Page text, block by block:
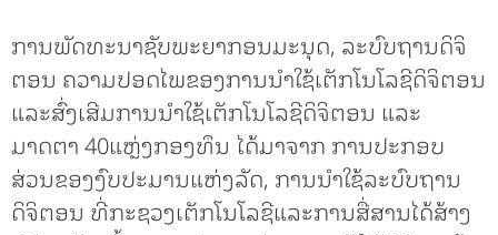
ການພັດທະນາຊັບພະຍາກອນມະນຸດ, ລະບົບຖານດິຈິ
ຕອນ ຄວາມປອດໄພຂອງການນຳໃຊ້ເຕັກໂນໂລຊີດິຈິຕອນ
ແລະສົ່ງເສີມການນຳໃຊ້ເຕັກໂນໂລຊີດິຈິຕອນ ແລະ
ມາດຕາ 40ແຫຼ່ງກອງທຶນ ໄດ້ມາຈາກ ການປະກອບ
ສ່ວນຂອງງົບປະມານແຫ່ງລັດ, ການນໍາໃຊ້ລະບົບຖານ
ດິຈິຕອນ ທີ່ກະຊວງເຕັກໂນໂລຊີແລະການສື່ສານໄດ້ສ້າງ